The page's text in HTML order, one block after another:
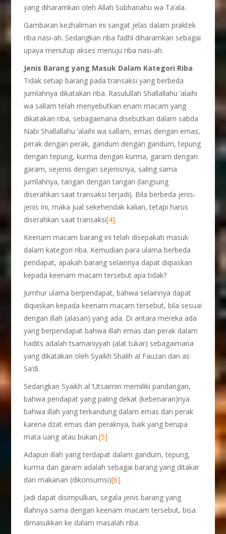
yang diharamkan oleh Allah Subhanahu wa Ta’ala.
Gambaran kezhaliman ini sangat jelas dalam praktek
riba nasi-ah. Sedangkan riba fadhl diharamkan sebagai
upaya menutup akses menuju riba nasi-ah.
Jenis Barang yang Masuk Dalam Kategori Riba
Tidak setiap barang pada transaksi yang berbeda
jumlahnya dikatakan riba. Rasulullah Shallallahu ‘alaihi
wa sallam telah menyebutkan enam macam yang
dikatakan riba, sebagaimana disebutkan dalam sabda
Nabi Shallallahu ‘alaihi wa sallam, emas dengan emas,
perak dengan perak, gandum dengan gandum, tepung
dengan tepung, kurma dengan kurma, garam dengan
garam, sejenis dengan sejenisnya, saling sama
jumlahnya, tangan dengan tangan (langsung
diserahkan saat transaksi terjadi). Bila berbeda jenis-
jenis ini, maka jual sekehendak kalian, tetapi harus
diserahkan saat transaksi[4].
Keenam macam barang ini telah disepakati masuk
dalam kategori riba. Kemudian para ulama berbeda
pendapat, apakah barang selainnya dapat diqiaskan
kepada keenam macam tersebut apa tidak?
Jumhur ulama berpendapat, bahwa selainnya dapat
diqiaskan kepada keenam macam tersebut, bila sesuai
dengan illah (alasan) yang ada. Di antara mereka ada
yang berpendapat bahwa illah emas dan perak dalam
hadits adalah tsamaniyyah (alat tukar) sebagaimana
yang dikatakan oleh Syaikh Shalih al Fauzan dan as
Sa’di.
Sedangkan Syaikh al ‘Utsaimin memiliki pandangan,
bahwa pendapat yang paling dekat (kebenaran)nya
bahwa illah yang terkandung dalam emas dan perak
karena dzat emas dan peraknya, baik yang berupa
mata uang atau bukan.[5]
Adapun illah yang terdapat dalam gandum, tepung,
kurma dan garam adalah sebagai barang yang ditakar
dan makanan (dikonsumsi)[6].
Jadi dapat disimpulkan, segala jenis barang yang
illahnya sama dengan keenam macam tersebut, bisa
dimasukkan ke dalam masalah riba.